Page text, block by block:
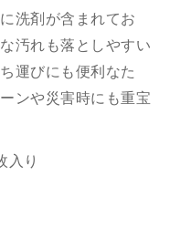
洗剤が含まれてお
汚れも落としやすい
運びにも便利なた
ンや災害時にも重宝
入り